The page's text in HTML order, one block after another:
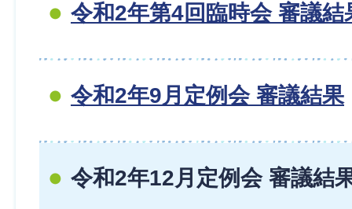
令和2年第4回臨時会 審議結
令和2年9月定例会 審議結果
令和2年12月定例会 審議結